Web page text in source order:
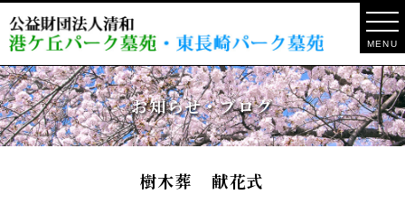
MENU
お知らせ・ブログ
樹木葬 献花式